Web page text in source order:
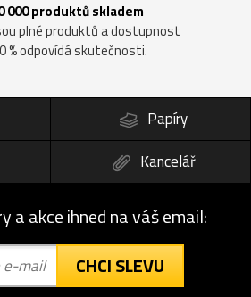
000 produktů skladem
plné produktů a dostupnost
% odpovídá skutečnosti.
Papíry
Kancelář
a akce ihned na váš email:
CHCI SLEVU